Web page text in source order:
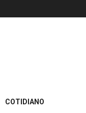
COTIDIANO